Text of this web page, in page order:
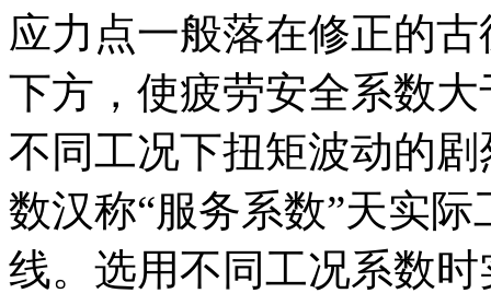
应力点一般落在修正的
下方，使疲劳安全系数
不同工况下扭矩波动的
数汉称“服务系数”天实
线。选用不同工况系数